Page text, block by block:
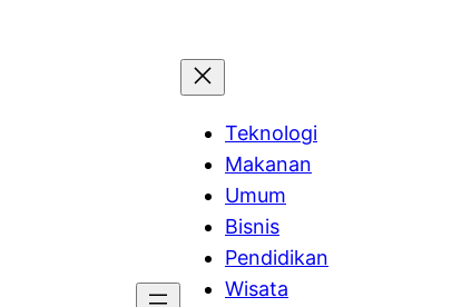
Teknologi
Makanan
Umum
Bisnis
Pendidikan
Wisata